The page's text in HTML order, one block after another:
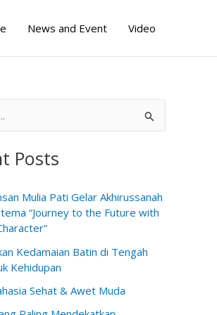
News and Event Video
Posts
Mulia Pati Gelar Akhirussanah
“Journey to the Future with
Kedamaian Batin di Tengah
Kehidupan
Sehat & Awet Muda